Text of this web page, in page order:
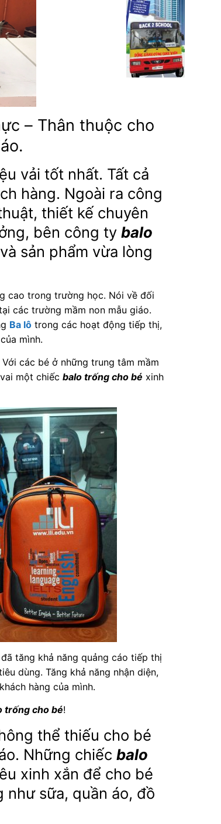
– Thân thuộc cho
vải tốt nhất. Tất cả
hàng. Ngoài ra công
thiết kế chuyên
bên công ty balo
sản phẩm vừa lòng
cao trong trường học. Nói về đối
các trường mầm non mẫu giáo.
Ba lô trong các hoạt động tiếp thị,
mình.
các bé ở những trung tâm mầm
một chiếc balo trống cho bé xinh
tăng khả năng quảng cáo tiếp thị
dùng. Tăng khả năng nhận diện,
hàng của mình.
trống cho bé!
thể thiếu cho bé
Những chiếcbalo
xinh xắn để cho bé
sữa, quần áo, đồ